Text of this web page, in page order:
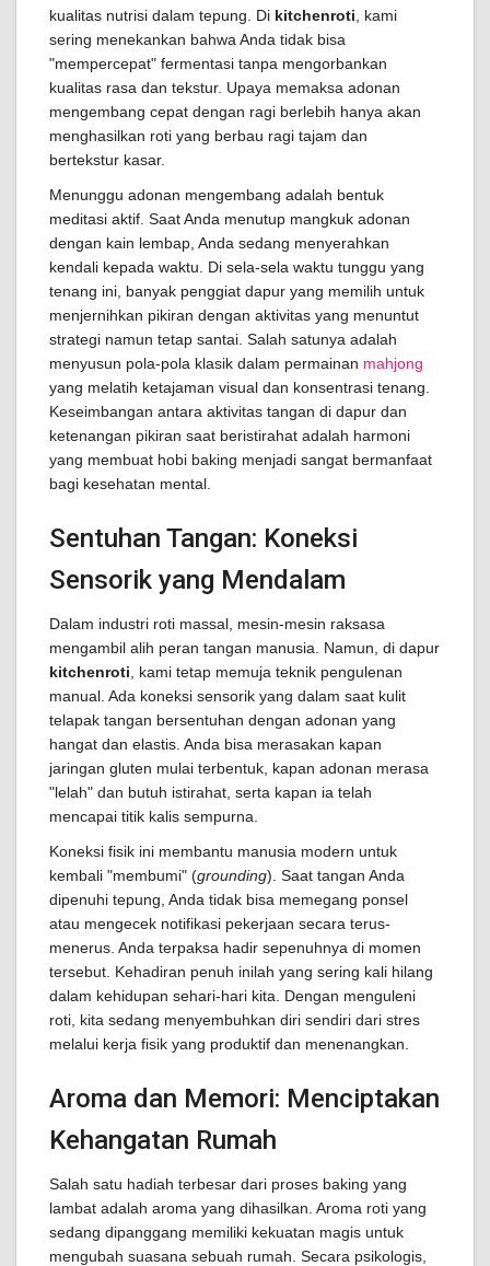
kualitas nutrisi dalam tepung. Di kitchenroti , kami
sering menekankan bahwa Anda tidak bisa
"mempercepat" fermentasi tanpa mengorbankan
kualitas rasa dan tekstur. Upaya memaksa adonan
mengembang cepat dengan ragi berlebih hanya akan
menghasilkan roti yang berbau ragi tajam dan
bertekstur kasar.
Menunggu adonan mengembang adalah bentuk
meditasi aktif. Saat Anda menutup mangkuk adonan
dengan kain lembap, Anda sedang menyerahkan
kendali kepada waktu. Di sela-sela waktu tunggu yang
tenang ini, banyak penggiat dapur yang memilih untuk
menjernihkan pikiran dengan aktivitas yang menuntut
strategi namun tetap santai. Salah satunya adalah
menyusun pola-pola klasik dalam permainan mahjong
yang melatih ketajaman visual dan konsentrasi tenang.
Keseimbangan antara aktivitas tangan di dapur dan
ketenangan pikiran saat beristirahat adalah harmoni
yang membuat hobi baking menjadi sangat bermanfaat
bagi kesehatan mental.
Sentuhan Tangan: Koneksi
Sensorik yang Mendalam
Dalam industri roti massal, mesin-mesin raksasa
mengambil alih peran tangan manusia. Namun, di dapur
kitchenroti , kami tetap memuja teknik pengulenan
manual. Ada koneksi sensorik yang dalam saat kulit
telapak tangan bersentuhan dengan adonan yang
hangat dan elastis. Anda bisa merasakan kapan
jaringan gluten mulai terbentuk, kapan adonan merasa
"lelah" dan butuh istirahat, serta kapan ia telah
mencapai titik kalis sempurna.
Koneksi fisik ini membantu manusia modern untuk
kembali "membumi" (grounding). Saat tangan Anda
dipenuhi tepung, Anda tidak bisa memegang ponsel
atau mengecek notifikasi pekerjaan secara terus-
menerus. Anda terpaksa hadir sepenuhnya di momen
tersebut. Kehadiran penuh inilah yang sering kali hilang
dalam kehidupan sehari-hari kita. Dengan menguleni
roti, kita sedang menyembuhkan diri sendiri dari stres
melalui kerja fisik yang produktif dan menenangkan.
Aroma dan Memori: Menciptakan
Kehangatan Rumah
Salah satu hadiah terbesar dari proses baking yang
lambat adalah aroma yang dihasilkan. Aroma roti yang
sedang dipanggang memiliki kekuatan magis untuk
mengubah suasana sebuah rumah. Secara psikologis,